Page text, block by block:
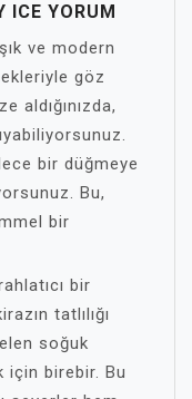
ICE YORUM
ve modern
göz
aldığınızda,
bir düğmeye
Bu,
bir
bir
tatlılığı
soğuk
için birebir. Bu